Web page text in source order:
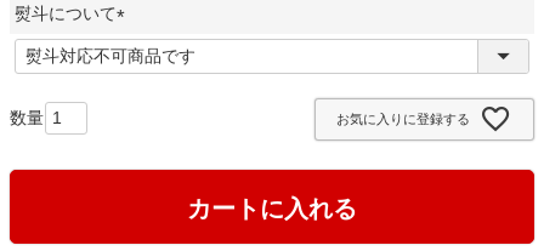
)
熨斗について
(
必
お気に入りに登録する
カートに入れる